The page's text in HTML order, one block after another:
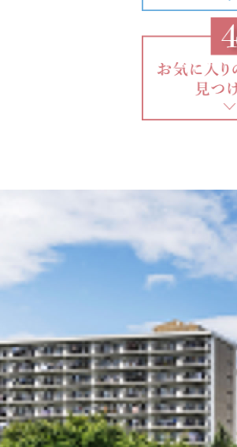
2026.6.18
ロケーション、ランドスケ
♢冬季休業のお知らせ♢
2025年12月23日（火）〜1月8日
休業期間にいただいたお問い合
2025.7.29